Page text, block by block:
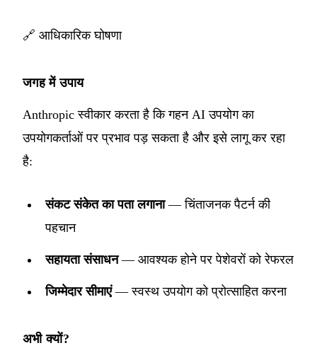
🔗 आधिकारिक घोषणा
जगह में उपाय
Anthropic स्वीकार करता है कि गहन AI उपयोग का
उपयोगकर्ताओं पर प्रभाव पड़ सकता है और इसे लागू कर रहा
है:
संकट संकेत का पता लगाना— चिंताजनक पैटर्न की
पहचान
सहायता संसाधन— आवश्यक होने पर पेशेवरों को रेफरल
जिम्मेदार सीमाएं— स्वस्थ उपयोग को प्रोत्साहित करना
अभी क्यों?